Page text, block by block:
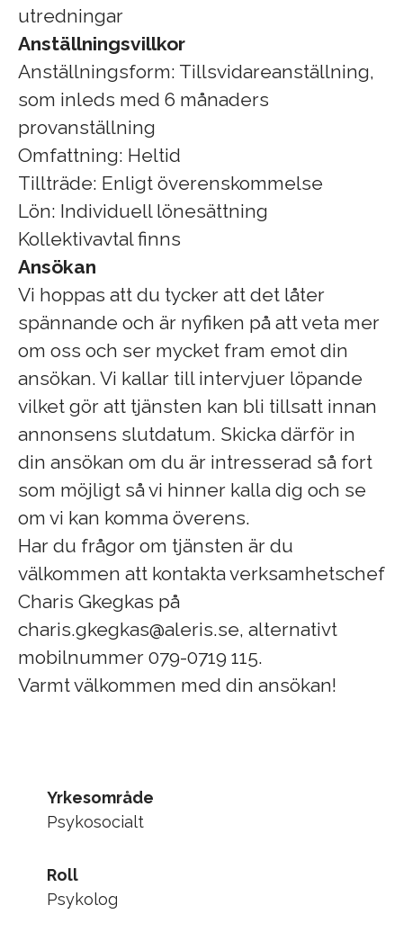
utredningar
Anställningsvillkor
Anställningsform: Tillsvidareanställning,
som inleds med 6 månaders
provanställning
Omfattning: Heltid
Tillträde: Enligt överenskommelse
Lön: Individuell lönesättning
Kollektivavtal finns
Ansökan
Vi hoppas att du tycker att det låter
spännande och är nyfiken på att veta mer
om oss och ser mycket fram emot din
ansökan. Vi kallar till intervjuer löpande
vilket gör att tjänsten kan bli tillsatt innan
annonsens slutdatum. Skicka därför in
din ansökan om du är intresserad så fort
som möjligt så vi hinner kalla dig och se
om vi kan komma överens.
Har du frågor om tjänsten är du
välkommen att kontakta verksamhetschef
Charis Gkegkas på
charis.gkegkas@aleris.se, alternativt
mobilnummer 079-0719 115.
Varmt välkommen med din ansökan!
Yrkesområde
Psykosocialt
Roll
Psykolog